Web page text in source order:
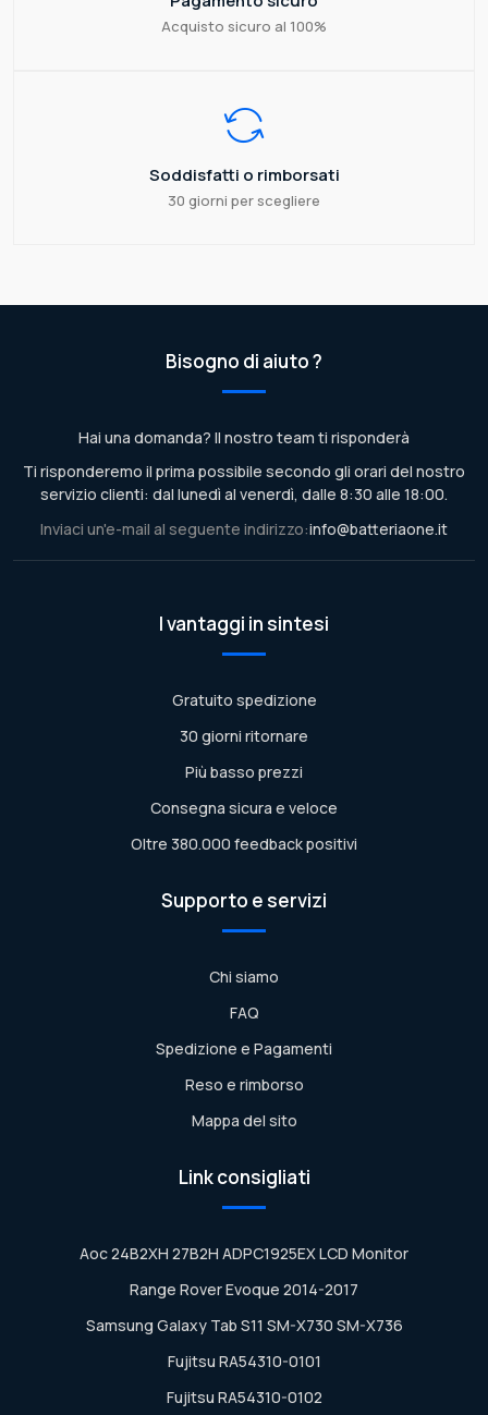
Acquisto sicuro al 100%
Soddisfatti o rimborsati
30 giorni per scegliere
Bisogno di aiuto ?
Hai una domanda? Il nostro team ti risponderà
Ti risponderemo il prima possibile secondo gli orari del nostro
servizio clienti: dal lunedì al venerdì, dalle 8:30 alle 18:00.
Inviaci un'e-mail al seguente indirizzo:info@batteriaone.it
I vantaggi in sintesi
Gratuito spedizione
30 giorni ritornare
Più basso prezzi
Consegna sicura e veloce
Oltre 380.000 feedback positivi
Supporto e servizi
Chi siamo
FAQ
Spedizione e Pagamenti
Reso e rimborso
Mappa del sito
Link consigliati
Aoc 24B2XH 27B2H ADPC1925EX LCD Monitor
Range Rover Evoque 2014-2017
Samsung Galaxy Tab S11 SM-X730 SM-X736
Fujitsu RA54310-0101
Fujitsu RA54310-0102